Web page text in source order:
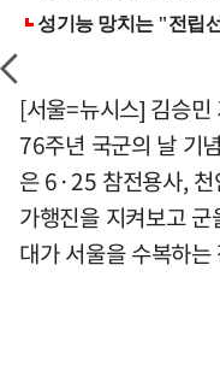
[서울=뉴시스] 김승
76주년 국군의 날 기
은 6·25 참전용사, 천
가행진을 지켜보고
대가 서울을 수복하